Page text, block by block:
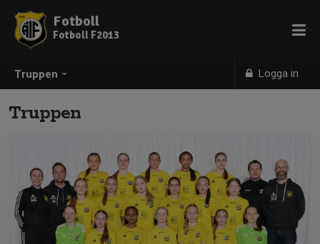
Truppen Logga in
Fotboll
Fotboll F2013
Truppen